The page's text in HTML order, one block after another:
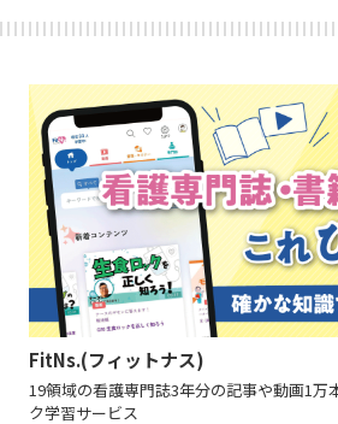
FitNs.(フィットナス)
19領域の看護専門誌3年分の記事や動画1万
ク学習サービス